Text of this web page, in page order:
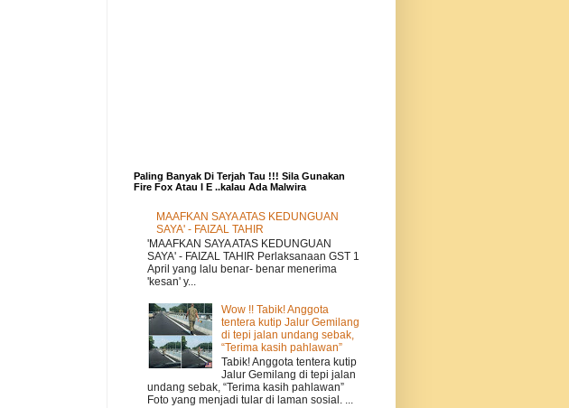
Paling Banyak Di Terjah Tau !!! Sila Gunakan
Fire Fox Atau I E ..kalau Ada Malwira
MAAFKAN SAYA ATAS KEDUNGUAN
SAYA' - FAIZAL TAHIR
'MAAFKAN SAYA ATAS KEDUNGUAN
SAYA' - FAIZAL TAHIR Perlaksanaan GST 1
April yang lalu benar- benar menerima
'kesan' y...
Wow !! Tabik! Anggota
tentera kutip Jalur Gemilang
di tepi jalan undang sebak,
“Terima kasih pahlawan”
Tabik! Anggota tentera kutip
Jalur Gemilang di tepi jalan
undang sebak, “Terima kasih pahlawan”
Foto yang menjadi tular di laman sosial. ...